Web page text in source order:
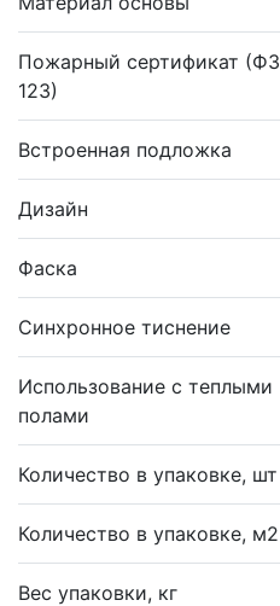
Пожарный сертификат (ФЗ
123)
Встроенная подложка
Дизайн
Фаска
Синхронное тиснение
Использование с теплыми
полами
Количество в упаковке, шт
Количество в упаковке, м2
Вес упаковки, кг